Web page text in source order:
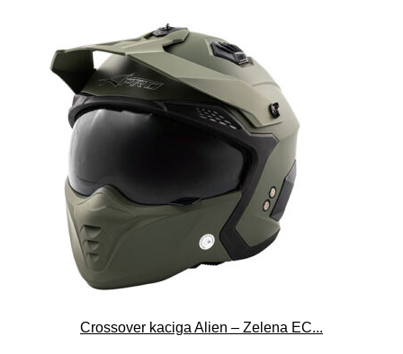
Crossover kaciga Alien – Zelena EC...